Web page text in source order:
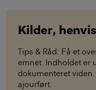
Kilder,
Tips & Råd: Få et
emnet. Indholdet er
dokumenteret
ajourført.